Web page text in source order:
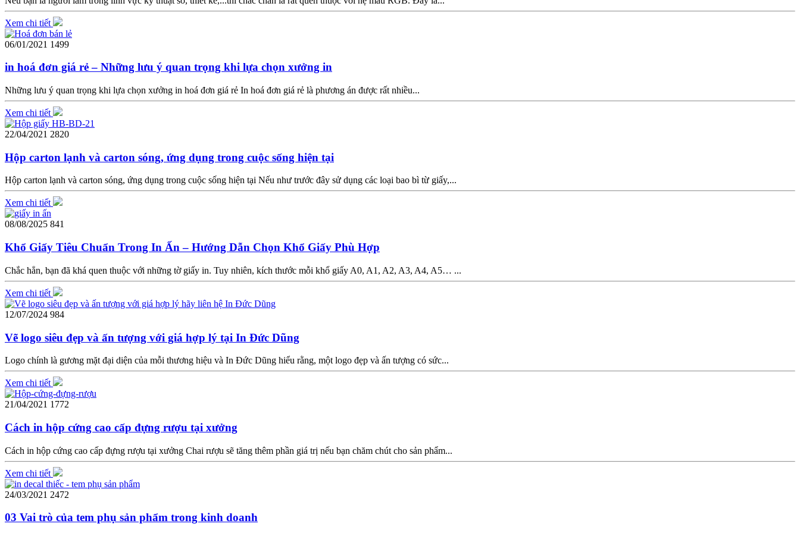
Xem chi tiết
06/01/2021 1499
in hoá đơn giá rẻ – Những lưu ý quan trọng khi lựa chọn xưởng in
Những lưu ý quan trọng khi lựa chọn xưởng in hoá đơn giá rẻ In hoá đơn giá rẻ là phương án được rất nhiều...
Xem chi tiết
22/04/2021 2820
Hộp carton lạnh và carton sóng, ứng dụng trong cuộc sống hiện tại
Hộp carton lạnh và carton sóng, ứng dụng trong cuộc sống hiện tại Nếu như trước đây sử dụng các loại bao bì từ giấy,...
Xem chi tiết
08/08/2025 841
Khổ Giấy Tiêu Chuẩn Trong In Ấn – Hướng Dẫn Chọn Khổ Giấy Phù Hợp
Chắc hẳn, bạn đã khá quen thuộc với những tờ giấy in. Tuy nhiên, kích thước mỗi khổ giấy A0, A1, A2, A3, A4, A5… ...
Xem chi tiết
12/07/2024 984
Vẽ logo siêu đẹp và ấn tượng với giá hợp lý tại In Đức Dũng
Logo chính là gương mặt đại diện của mỗi thương hiệu và In Đức Dũng hiểu rằng, một logo đẹp và ấn tượng có sức...
Xem chi tiết
21/04/2021 1772
Cách in hộp cứng cao cấp đựng rượu tại xưởng
Cách in hộp cứng cao cấp đựng rượu tại xưởng Chai rượu sẽ tăng thêm phần giá trị nếu bạn chăm chút cho sản phẩm...
Xem chi tiết
24/03/2021 2472
03 Vai trò của tem phụ sản phẩm trong kinh doanh